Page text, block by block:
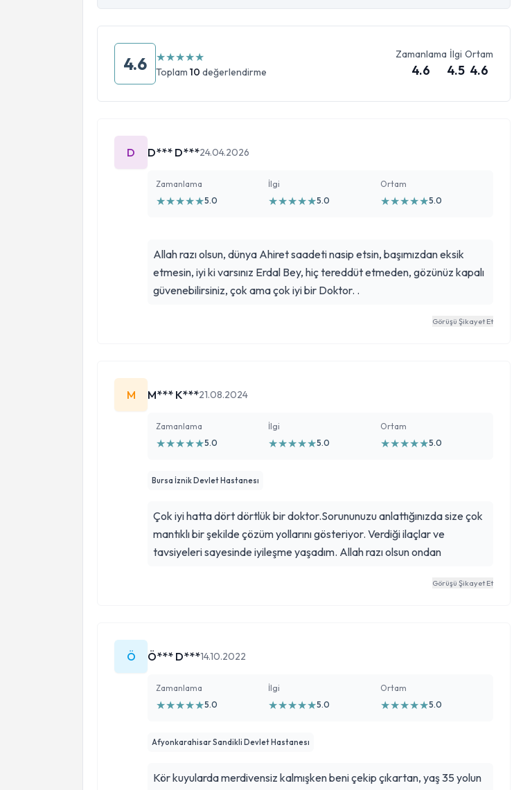
4.6 ★★★★★
Toplam 10 değerlendirme
Zamanlama
4.6
İlgi
4.5
Ortam
4.6
D D*** D***24.04.2026
Zamanlama
★★★★★5.0
İlgi
★★★★★5.0
Ortam
★★★★★5.0
Allah razı olsun, dünya Ahiret saadeti nasip etsin, başımızdan eksik
etmesin, iyi ki varsınız Erdal Bey, hiç tereddüt etmeden, gözünüz kapalı
güvenebilirsiniz, çok ama çok iyi bir Doktor. .
Görüşü Şikayet Et
M M*** K***21.08.2024
Zamanlama
★★★★★5.0
İlgi
★★★★★5.0
Ortam
★★★★★5.0
Bursa İznik Devlet Hastanesı
Çok iyi hatta dört dörtlük bir doktor.Sorununuzu anlattığınızda size çok
mantıklı bir şekilde çözüm yollarını gösteriyor. Verdiği ilaçlar ve
tavsiyeleri sayesinde iyileşme yaşadım. Allah razı olsun ondan
Görüşü Şikayet Et
Ö Ö*** D***14.10.2022
Zamanlama
★★★★★5.0
İlgi
★★★★★5.0
Ortam
★★★★★5.0
Afyonkarahisar Sandikli Devlet Hastanesı
Kör kuyularda merdivensiz kalmışken beni çekip çıkartan, yaş 35 yolun